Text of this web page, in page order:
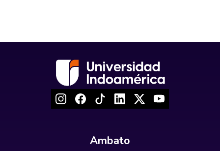
Ambato